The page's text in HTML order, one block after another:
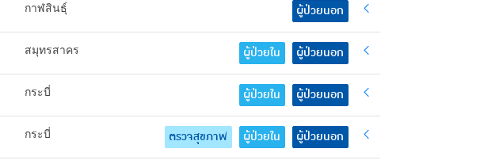
กาฬสินธุ์ ผู้ป่วยนอก
สมุทรสาคร ผู้ป่วยใน ผู้ป่วยนอก
กระบี่ ผู้ป่วยใน ผู้ป่วยนอก
กระบี่ ตรวจสุขภาพ ผู้ป่วยใน ผู้ป่วยนอก